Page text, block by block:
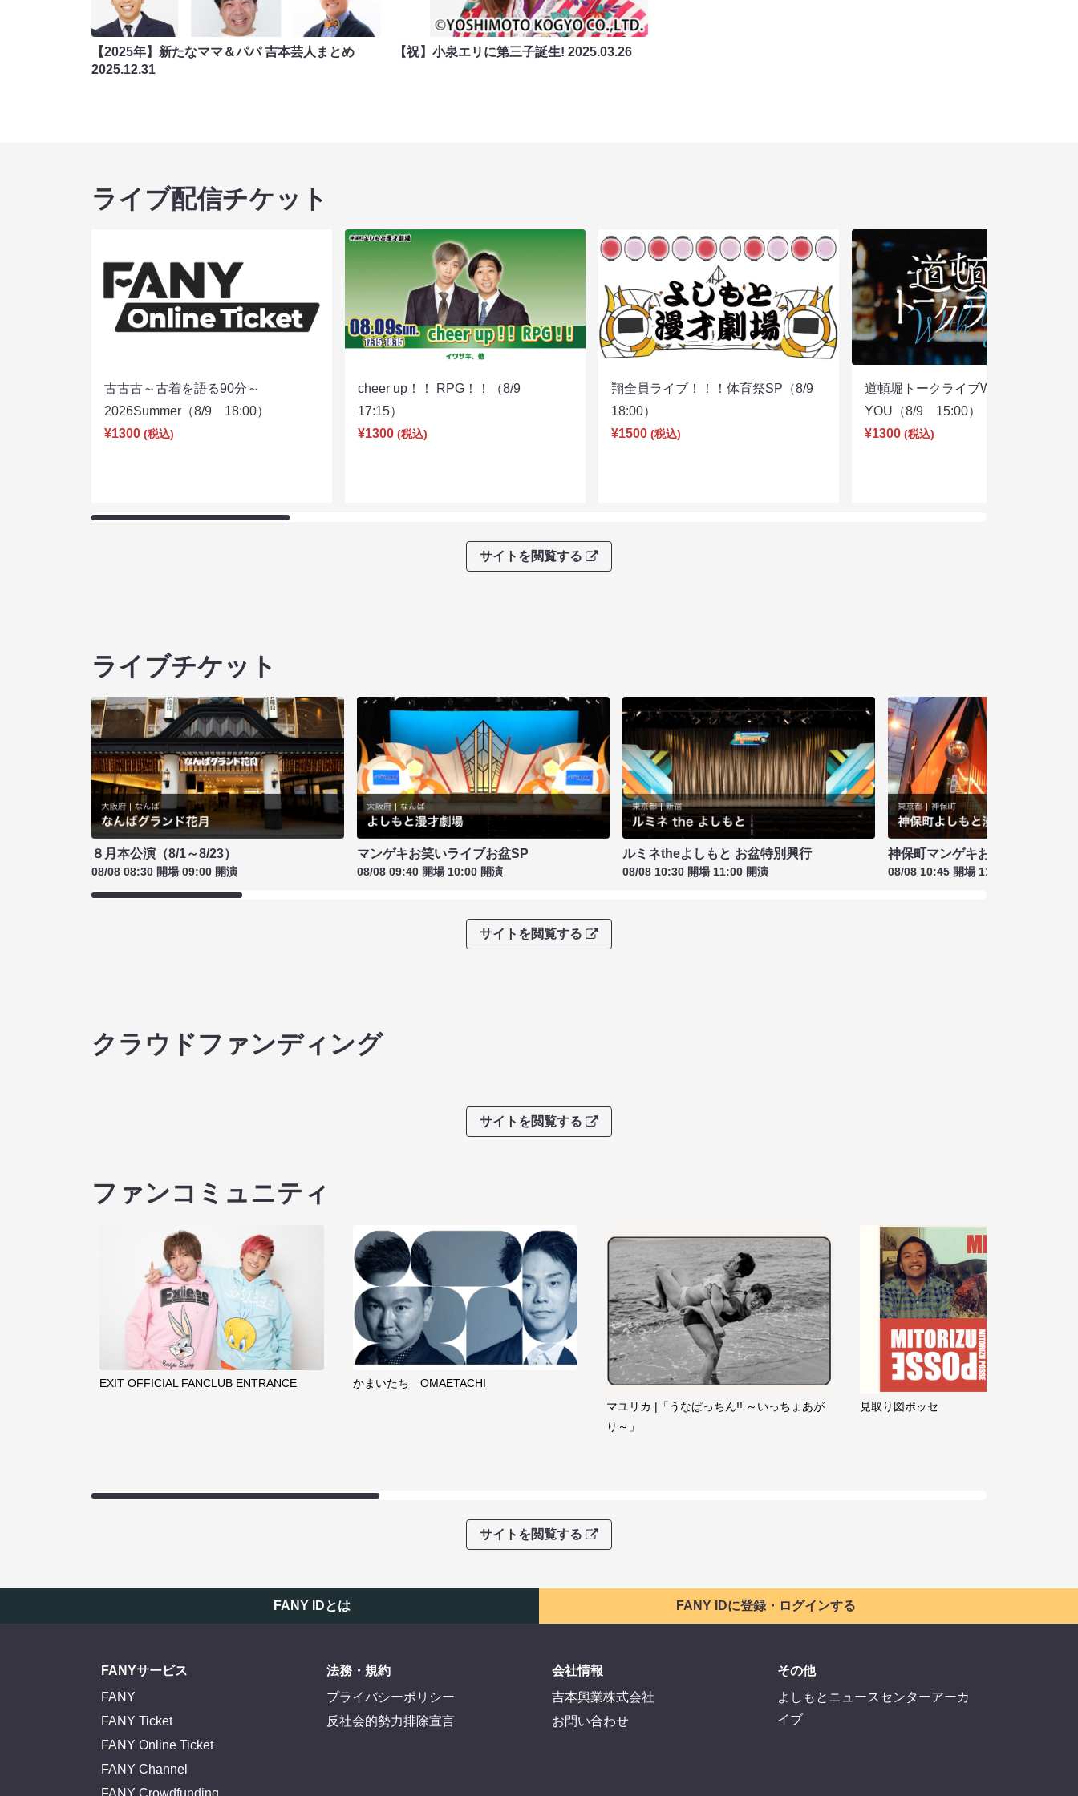
【2025年】新たなママ＆パパ 吉本芸人まとめ
2025.12.31
【祝】小泉エリに第三子誕生!2025.03.26
ライブ配信チケット
古古古～古着を語る90分～
2026Summer（8/9 18:00）
¥1300 (税込)
cheer up！！ RPG！！（8/9
17:15）
¥1300 (税込)
翔全員ライブ！！！体育祭SP（8/9
18:00）
¥1500 (税込)
道頓堀トークライブWITH
YOU（8/9 15:00）
¥1300 (税込)
サイトを閲覧する
ライブチケット
８月本公演（8/1～8/23）
08/08 08:30 開場 09:00 開演
マンゲキお笑いライブお盆SP
08/08 09:40 開場 10:00 開演
ルミネtheよしもと お盆特別興行
08/08 10:30 開場 11:00 開演
神保町マンゲキお笑いライブ お
08/08 10:45 開場 11:00 開演
サイトを閲覧する
クラウドファンディング
サイトを閲覧する
ファンコミュニティ
EXIT OFFICIAL FANCLUB ENTRANCE
かまいたち OMAETACHI
マユリカ |「うなぱっちん!! ～いっちょあが
り～」
見取り図ポッセ
サイトを閲覧する
FANY IDとは FANY IDに登録・ログインする
FANYサービス
FANY
FANY Ticket
FANY Online Ticket
FANY Channel
法務・規約
プライバシーポリシー
反社会的勢力排除宣言
会社情報
吉本興業株式会社
お問い合わせ
その他
よしもとニュースセンターアーカ
イブ